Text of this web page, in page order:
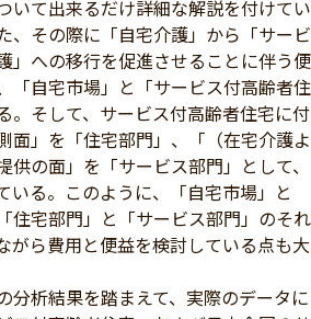
いて出来るだけ詳細な解説を付けてい
、その際に「自宅介護」から「サービ
」への移行を促進させることに伴う便
「自宅市場」と「サービス付高齢者住
。そして、サービス付高齢者住宅に付
面」を「住宅部門」、「（在宅介護よ
供の面」を「サービス部門」として、
いる。このように、「自宅市場」と
住宅部門」と「サービス部門」のそれ
がら費用と便益を検討している点も大
分析結果を踏まえて、実際のデータに